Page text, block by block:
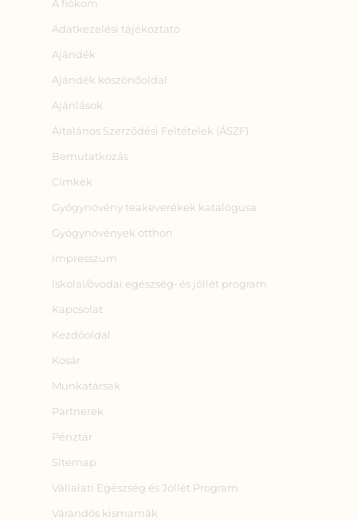
A fiókom
Adatkezelési tájékoztató
Ajándék
Ajándék köszönőoldal
Ajánlások
Általános Szerződési Feltételek (ÁSZF)
Bemutatkozás
Címkék
Gyógynövény teakeverékek katalógusa
Gyógynövények otthon
Impresszum
Iskolai/óvodai egészség‑ és jóllét program
Kapcsolat
Kezdőoldal
Kosár
Munkatársak
Partnerek
Pénztár
Sitemap
Vállalati Egészség és Jóllét Program
Várandós kismamák